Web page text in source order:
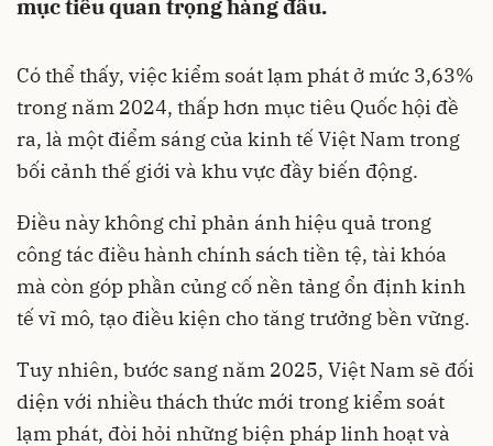
mục tiêu quan trọng hàng đầu.
Có thể thấy, việc kiểm soát lạm phát ở mức 3,63%
trong năm 2024, thấp hơn mục tiêu Quốc hội đề
ra, là một điểm sáng của kinh tế Việt Nam trong
bối cảnh thế giới và khu vực đầy biến động.
Điều này không chỉ phản ánh hiệu quả trong
công tác điều hành chính sách tiền tệ, tài khóa
mà còn góp phần củng cố nền tảng ổn định kinh
tế vĩ mô, tạo điều kiện cho tăng trưởng bền vững.
Tuy nhiên, bước sang năm 2025, Việt Nam sẽ đối
diện với nhiều thách thức mới trong kiểm soát
lạm phát, đòi hỏi những biện pháp linh hoạt và